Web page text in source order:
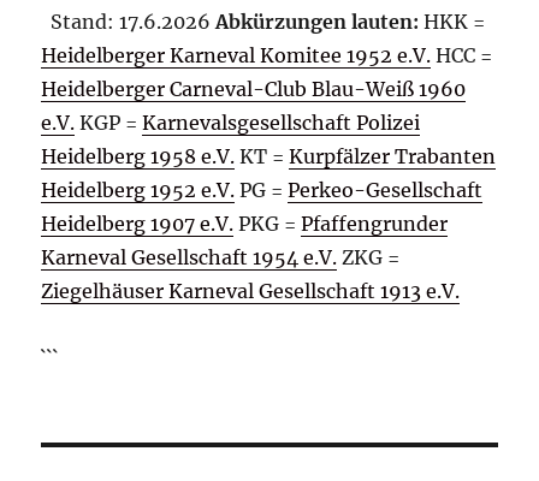
Stand: 17.6.2026Abkürzungen lauten: HKK =
Heidelberger Karneval Komitee 1952 e.V. HCC =
Heidelberger Carneval-Club Blau-Weiß 1960
e.V. KGP =Karnevalsgesellschaft Polizei
Heidelberg 1958 e.V. KT =Kurpfälzer Trabanten
Heidelberg 1952 e.V. PG =Perkeo-Gesellschaft
Heidelberg 1907 e.V. PKG =Pfaffengrunder
Karneval Gesellschaft 1954 e.V. ZKG =
Ziegelhäuser Karneval Gesellschaft 1913 e.V.
```